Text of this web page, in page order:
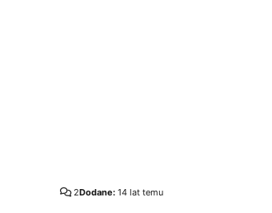
2Dodane: 14 lat temu